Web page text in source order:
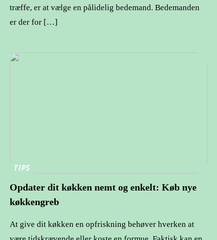
træffe, er at vælge en pålidelig bedemand. Bedemanden
er der for […]
TIPS
Opdater dit køkken nemt og enkelt: Køb nye
køkkengreb
At give dit køkken en opfriskning behøver hverken at